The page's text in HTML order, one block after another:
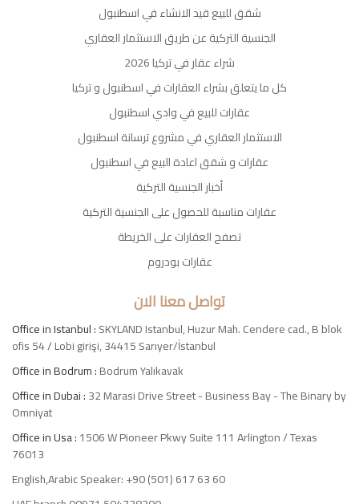
شقق للبيع قيد الانشاء في اسطنبول
الجنسية التركية عن طريق الاستثمار العقاري
شراء عقار في تركيا 2026
كل ما يتعلق بشراء العقارات في اسطنبول و تركيا
عقارات للبيع في وادي اسطنبول
الاستثمار العقاري في مشروع ترسانة اسطنبول
عقارات و شقق اعادة البيع في اسطنبول
أخبار الجنسية التركية
عقارات مناسبة للحصول على الجنسية التركية
تصفح العقارات على الخريطة
عقارات بودروم
تواصل معنا الان
Office in Istanbul :SKYLAND Istanbul, Huzur Mah. Cendere cad., B blok
ofis 54 / Lobi girişi, 34415 Sarıyer/İstanbul
Office in Bodrum :Bodrum Yalıkavak
Office in Dubai :32 Marasi Drive Street - Business Bay - The Binary by
Omniyat
Office in Usa :1506 W Pioneer Pkwy Suite 111 Arlington / Texas
76013
English,Arabic Speaker: +90 (501) 617 63 60